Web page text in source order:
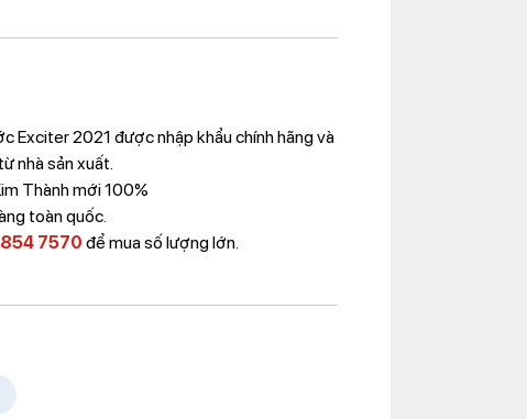
Exciter 2021 được nhập khẩu chính hãng và
nhà sản xuất.
Thành mới 100%
toàn quốc.
7570 để mua số lượng lớn.